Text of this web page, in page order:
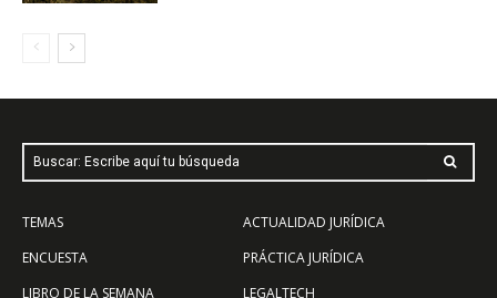
Buscar: Escribe aquí tu búsqueda
TEMAS
ENCUESTA
LIBRO DE LA SEMANA
ACTUALIDAD JURÍDICA
PRÁCTICA JURÍDICA
LEGALTECH